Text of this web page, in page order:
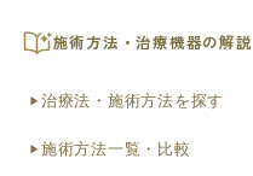
施術方法・治療機器の解説
治療法・施術方法を探す
施術方法一覧・比較